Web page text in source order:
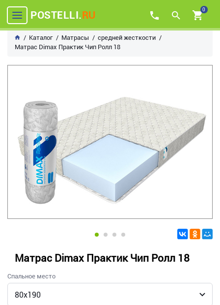
POSTELLI.RU 0
Каталог Матрасы
средней жесткости
Матрас Dimax Практик Чип Ролл 18
Матрас Dimax Практик Чип Ролл 18
Спальное место